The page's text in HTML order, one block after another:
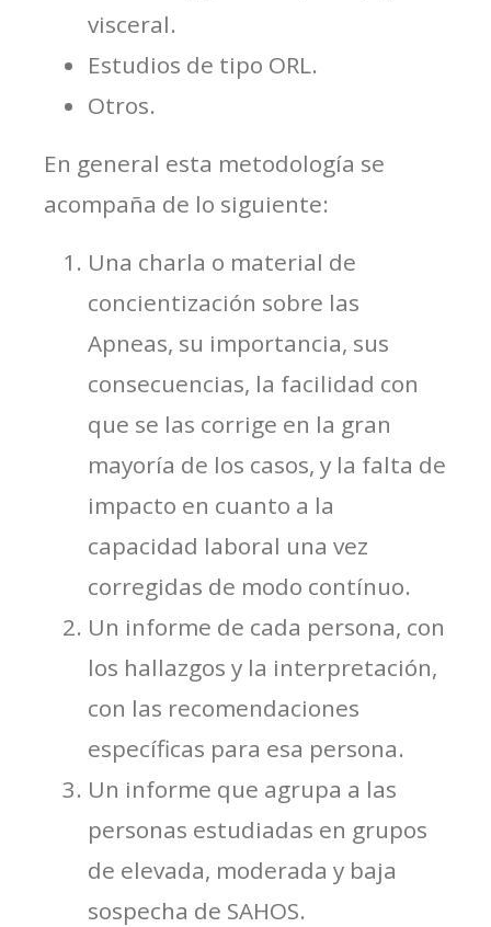
visceral.
Estudios de tipo ORL.
Otros.
En general esta metodología se
acompaña de lo siguiente:
Una charla o material de
concientización sobre las
Apneas, su importancia, sus
consecuencias, la facilidad con
que se las corrige en la gran
mayoría de los casos, y la falta de
impacto en cuanto a la
capacidad laboral una vez
corregidas de modo contínuo.
Un informe de cada persona, con
los hallazgos y la interpretación,
con las recomendaciones
específicas para esa persona.
Un informe que agrupa a las
personas estudiadas en grupos
de elevada, moderada y baja
sospecha de SAHOS.